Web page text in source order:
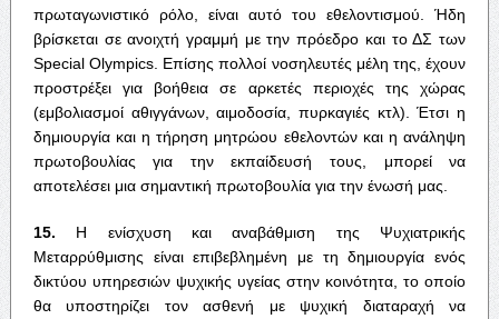
πρωταγωνιστικό ρόλο, είναι αυτό του εθελοντισμού. Ήδη
βρίσκεται σε ανοιχτή γραμμή με την πρόεδρο και το ΔΣ των
Special Olympics. Επίσης πολλοί νοσηλευτές μέλη της, έχουν
προστρέξει για βοήθεια σε αρκετές περιοχές της χώρας
(εμβολιασμοί αθιγγάνων, αιμοδοσία, πυρκαγιές κτλ). Έτσι η
δημιουργία και η τήρηση μητρώου εθελοντών και η ανάληψη
πρωτοβουλίας για την εκπαίδευσή τους, μπορεί να
αποτελέσει μια σημαντική πρωτοβουλία για την ένωσή μας.
15. Η ενίσχυση και αναβάθμιση της Ψυχιατρικής
Μεταρρύθμισης είναι επιβεβλημένη με τη δημιουργία ενός
δικτύου υπηρεσιών ψυχικής υγείας στην κοινότητα, το οποίο
θα υποστηρίζει τον ασθενή με ψυχική διαταραχή να